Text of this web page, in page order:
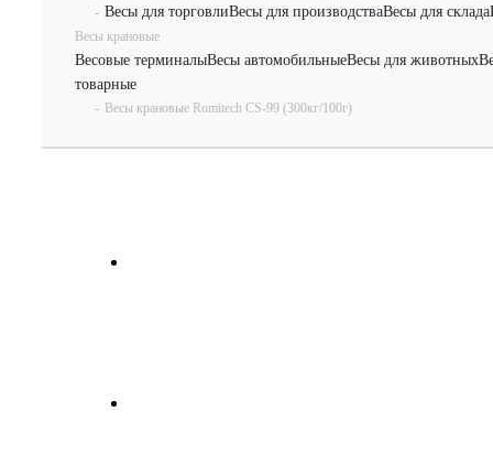
- Весы для торговлиВесы для производстваВесы для склада
Весы крановые
Весовые терминалыВесы автомобильныеВесы для животных
товарные
- Весы крановые Romitech CS-99 (300кг/100г)